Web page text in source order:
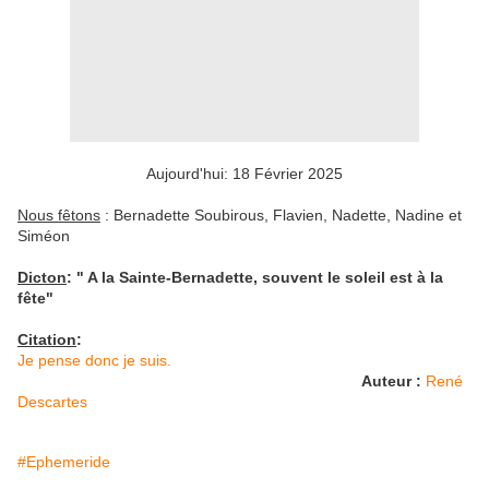
Aujourd'hui: 18 Février 2025
Nous fêtons : Bernadette Soubirous, Flavien, Nadette, Nadine et
Siméon
Dicton: " A la Sainte-Bernadette, souvent le soleil est à la
fête"
Citation:
Je pense donc je suis.
Auteur : René
Descartes
#Ephemeride